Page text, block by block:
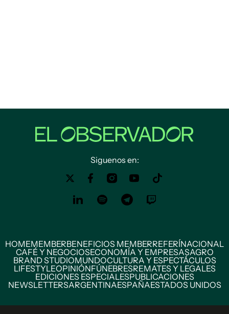
Siguenos en:
HOMEMEMBERBENEFICIOS MEMBERREFERÍNACIONAL
CAFÉ Y NEGOCIOSECONOMÍA Y EMPRESASAGRO
BRAND STUDIOMUNDOCULTURA Y ESPECTÁCULOS
LIFESTYLEOPINIÓNFÚNEBRESREMATES Y LEGALES
EDICIONES ESPECIALESPUBLICACIONES
NEWSLETTERSARGENTINAESPAÑAESTADOS UNIDOS